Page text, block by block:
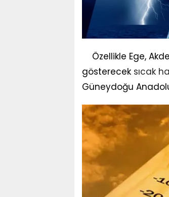
Özellikle Ege,
gösterecek sıcak
Güneydoğu